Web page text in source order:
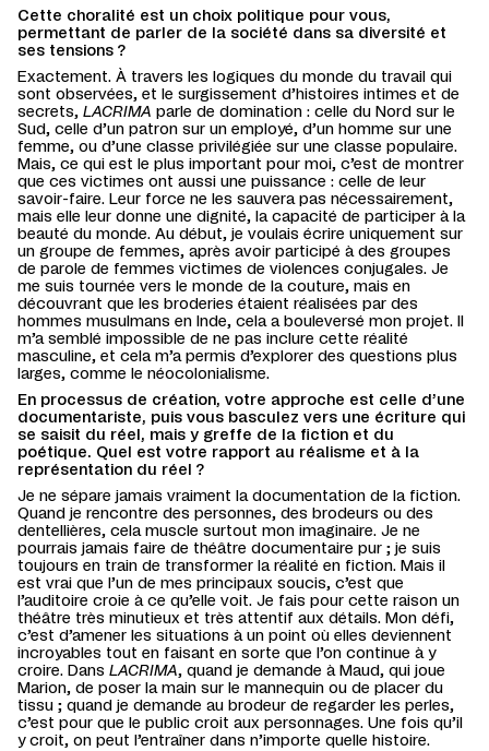
Cette choralité est un choix politique pour vous,
permettant de parler de la société dans sa diversité et
ses tensions ?
Exactement. À travers les logiques du monde du travail qui
sont observées, et le surgissement d’histoires intimes et de
secrets, LACRIMA parle de domination : celle du Nord sur le
Sud, celle d’un patron sur un employé, d’un homme sur une
femme, ou d’une classe privilégiée sur une classe populaire.
Mais, ce qui est le plus important pour moi, c’est de montrer
que ces victimes ont aussi une puissance : celle de leur
savoir-faire. Leur force ne les sauvera pas nécessairement,
mais elle leur donne une dignité, la capacité de participer à la
beauté du monde. Au début, je voulais écrire uniquement sur
un groupe de femmes, après avoir participé à des groupes
de parole de femmes victimes de violences conjugales. Je
me suis tournée vers le monde de la couture, mais en
découvrant que les broderies étaient réalisées par des
hommes musulmans en Inde, cela a bouleversé mon projet. Il
m’a semblé impossible de ne pas inclure cette réalité
masculine, et cela m’a permis d’explorer des questions plus
larges, comme le néocolonialisme.
En processus de création, votre approche est celle d’une
documentariste, puis vous basculez vers une écriture qui
se saisit du réel, mais y greffe de la fiction et du
poétique. Quel est votre rapport au réalisme et à la
représentation du réel ?
Je ne sépare jamais vraiment la documentation de la fiction.
Quand je rencontre des personnes, des brodeurs ou des
dentellières, cela muscle surtout mon imaginaire. Je ne
pourrais jamais faire de théâtre documentaire pur ; je suis
toujours en train de transformer la réalité en fiction. Mais il
est vrai que l’un de mes principaux soucis, c’est que
l’auditoire croie à ce qu’elle voit. Je fais pour cette raison un
théâtre très minutieux et très attentif aux détails. Mon défi,
c’est d’amener les situations à un point où elles deviennent
incroyables tout en faisant en sorte que l’on continue à y
croire. Dans LACRIMA, quand je demande à Maud, qui joue
Marion, de poser la main sur le mannequin ou de placer du
tissu ; quand je demande au brodeur de regarder les perles,
c’est pour que le public croit aux personnages. Une fois qu’il
y croit, on peut l’entraîner dans n’importe quelle histoire.